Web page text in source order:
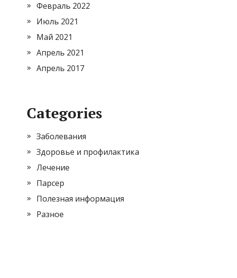
Февраль 2022
Июль 2021
Май 2021
Апрель 2021
Апрель 2017
Categories
Заболевания
Здоровье и профилактика
Лечение
Парсер
Полезная информация
Разное